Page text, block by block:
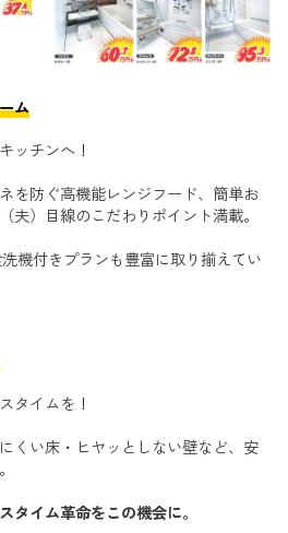
ム
ッチンへ！
を防ぐ高機能レンジフード、簡単お
夫）目線のこだわりポイント満載。
機付きプランも豊富に取り揃えてい
タイムを！
くい床・ヒヤッとしない壁など、安
タイム革命をこの機会に。